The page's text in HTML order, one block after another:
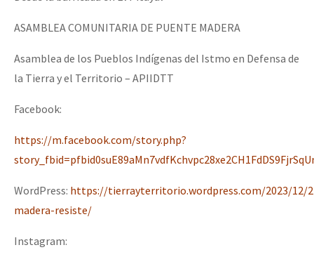
ASAMBLEA COMUNITARIA DE PUENTE MADERA
Asamblea de los Pueblos Indígenas del Istmo en Defensa de
la Tierra y el Territorio – APIIDTT
Facebook:
https://m.facebook.com/story.php?
WordPress: https://tierrayterritorio.wordpress.com/2023/12/
madera-resiste/
Instagram: